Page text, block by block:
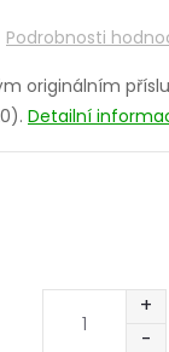
Podrobnosti
originálním
Detailní